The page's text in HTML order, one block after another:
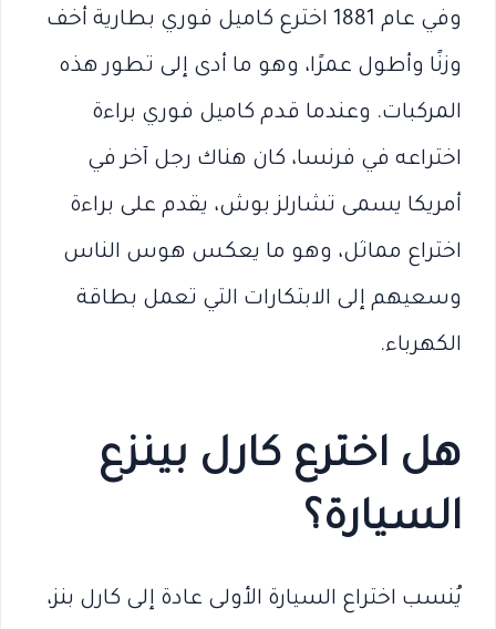
وفي عام 1881 اخترع كاميل فوري بطارية أخف
وزنًا وأطول عمرًا، وهو ما أدى إلى تطور هذه
المركبات. وعندما قدم كاميل فوري براءة
اختراعه في فرنسا، كان هناك رجل آخر في
أمريكا يسمى تشارلز بوش، يقدم على براءة
اختراع مماثل، وهو ما يعكس هوس الناس
وسعيهم إلى الابتكارات التي تعمل بطاقة
الكهرباء.
هل اخترع كارل بينزع
السيارة؟
يُنسب اختراع السيارة الأولى عادة إلى كارل بنز،